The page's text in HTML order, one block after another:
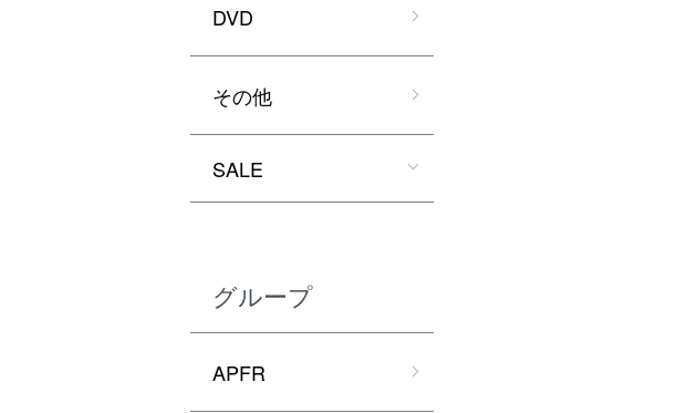
DVD
その他
SALE
グループ
APFR